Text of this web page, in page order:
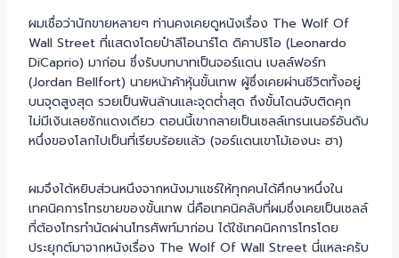
ผมเชื่อว่านักขายหลายๆ ท่านคงเคยดูหนังเรื่อง The Wolf Of
Wall Street ที่แสดงโดยป๋าลีโอนาร์โด ดิคาปริโอ (Leonardo
DiCaprio) มาก่อน ซึ่งรับบทบาทเป็นจอร์แดน เบลล์ฟอร์ท
(Jordan Bellfort) นายหน้าค้าหุ้นขั้นเทพ ผู้ซึ่งเคยผ่านชีวิตทั้งอยู่
บนจุดสูงสุด รวยเป็นพันล้านและจุดต่ำสุด ถึงขั้นโดนจับติดคุก
ไม่มีเงินเลยซักแดงเดียว ตอนนี้เขากลายเป็นเซลล์เทรนเนอร์อันดับ
หนึ่งของโลกไปเป็นที่เรียบร้อยแล้ว (จอร์แดนเขาโม้เองนะ ฮา)
ผมจึงได้หยิบส่วนหนึงจากหนังมาแชร์ให้ทุกคนได้ศึกษาหนึ่งใน
เทคนิคการโทรขายของขั้นเทพ นี่คือเทคนิคลับที่ผมซึ่งเคยเป็นเซลล์
ที่ต้องโทรทำนัดผ่านโทรศัพท์มาก่อน ได้ใช้เทคนิคการโทรโดย
ประยุกต์มาจากหนังเรื่อง The Wolf Of Wall Street นี่แหละครับ